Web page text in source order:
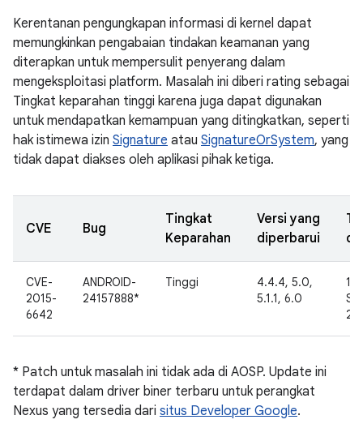
Kerentanan pengungkapan informasi di kernel dapat
memungkinkan pengabaian tindakan keamanan yang
diterapkan untuk mempersulit penyerang dalam
mengeksploitasi platform. Masalah ini diberi rating sebagai
Tingkat keparahan tinggi karena juga dapat digunakan
untuk mendapatkan kemampuan yang ditingkatkan, seperti
hak istimewa izin Signature atau SignatureOrSystem, yang
tidak dapat diakses oleh aplikasi pihak ketiga.
CVE Bug
Tingkat
Keparahan
Versi yang
diperbarui
CVE-
2015-
6642
ANDROID-
24157888*
Tinggi
4.4.4, 5.0,
5.1.1, 6.0
12
* Patch untuk masalah ini tidak ada di AOSP. Update ini
terdapat dalam driver biner terbaru untuk perangkat
Nexus yang tersedia dari situs Developer Google.